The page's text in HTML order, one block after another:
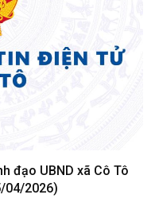
đạo UBND xã Cô Tô
04/2026)